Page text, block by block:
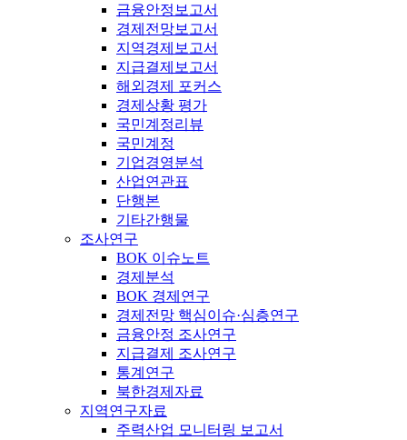
금융안정보고서
경제전망보고서
지역경제보고서
지급결제보고서
해외경제 포커스
경제상황 평가
국민계정리뷰
국민계정
기업경영분석
산업연관표
단행본
기타간행물
조사연구
BOK 이슈노트
경제분석
BOK 경제연구
경제전망 핵심이슈·심층연구
금융안정 조사연구
지급결제 조사연구
통계연구
북한경제자료
지역연구자료
주력산업 모니터링 보고서